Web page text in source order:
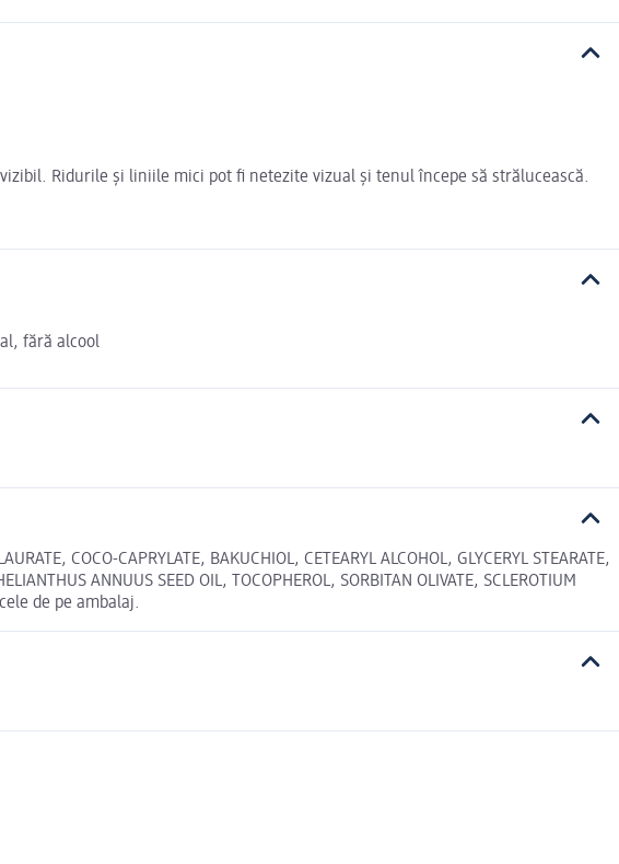
Ridurile și liniile mici pot fi netezite vizual și tenul începe să strălucească.
fără alcool
COCO-CAPRYLATE, BAKUCHIOL, CETEARYL ALCOHOL, GLYCERYL STEARATE,
ANNUUS SEED OIL, TOCOPHEROL, SORBITAN OLIVATE, SCLEROTIUM
de pe ambalaj.